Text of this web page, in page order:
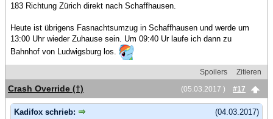
183 Richtung Zürich direkt nach Schaffhausen.
Heute ist übrigens Fasnachtsumzug in Schaffhausen und werde um
13:00 Uhr wieder Zuhause sein. Um 09:40 Ur laufe ich dann zu
Bahnhof von Ludwigsburg los.
Spoilers
Zitieren
(05.03.2017 )
#17
Crash Override (†)
(04.03.2017)
Kadifox schrieb: